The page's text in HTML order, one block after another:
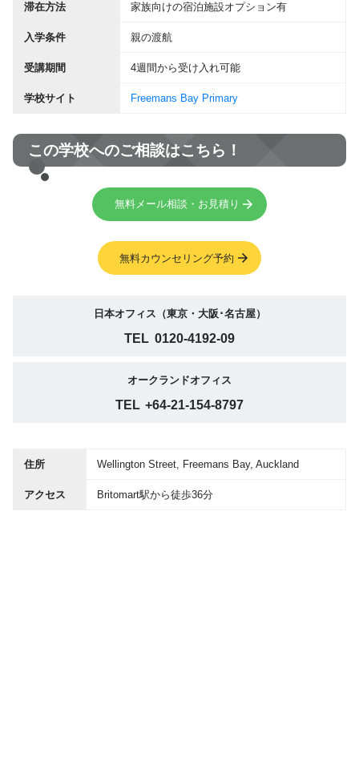
滞在方法 家族向けの宿泊施設オプション有
入学条件 親の渡航
受講期間 4週間から受け入れ可能
学校サイト Freemans Bay Primary
この学校へのご相談はこちら！
無料メール相談・お見積り
無料カウンセリング予約
日本オフィス（東京・大阪･名古屋）
TEL 0120-4192-09
オークランドオフィス
TEL +64-21-154-8797
住所 Wellington Street, Freemans Bay, Auckland
アクセス Britomart駅から徒歩36分